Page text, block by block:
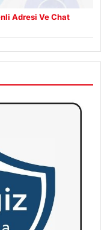
Adresi Ve Chat